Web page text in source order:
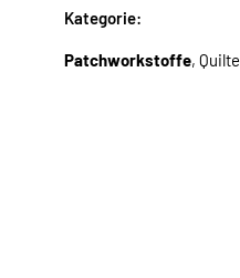
Kategorie:
Patchworkstoffe,